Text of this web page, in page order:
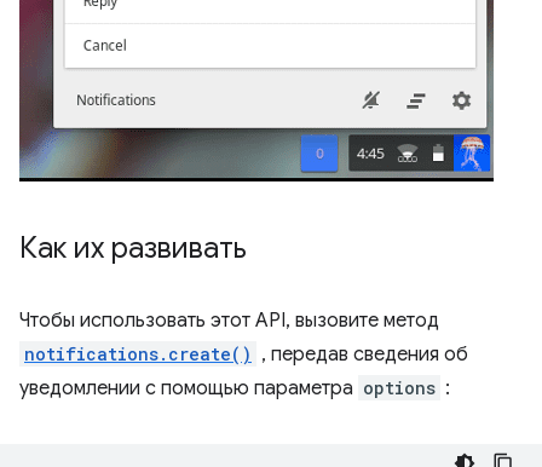
Как их развивать
Чтобы использовать этот API, вызовите метод
notifications.create() , передав сведения об
уведомлении с помощью параметра options :